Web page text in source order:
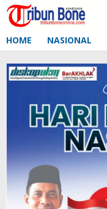
Lewati
ke
HOME NASIONAL